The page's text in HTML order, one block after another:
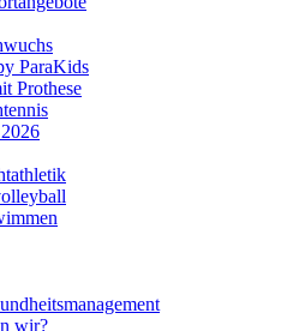
ParaKids
Prothese
wir?